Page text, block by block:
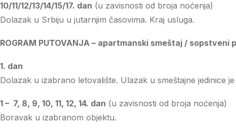
10/11/12/13/14/15/17. dan (u zavisnosti od broja noćenja)
Dolazak u Srbiju u jutarnjim časovima. Kraj usluga.
ROGRAM PUTOVANJA – apartmanski smeštaj / sopstveni
1. dan
Dolazak u izabrano letovalište. Ulazak u smeštajne jedinice
1 – 7, 8, 9, 10, 11, 12, 14. dan (u zavisnosti od broja noćenja)
Boravak u izabranom objektu.